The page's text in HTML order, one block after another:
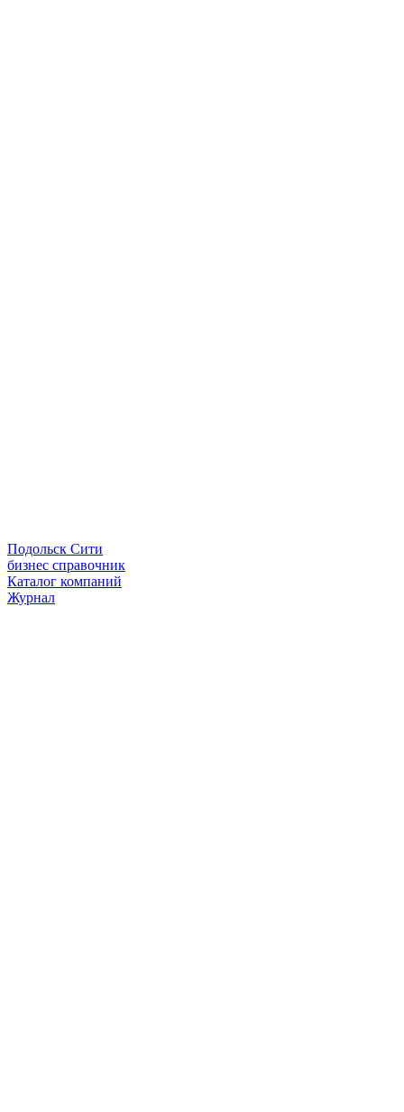
Подольск Сити
бизнес справочник
Каталог компаний
Журнал